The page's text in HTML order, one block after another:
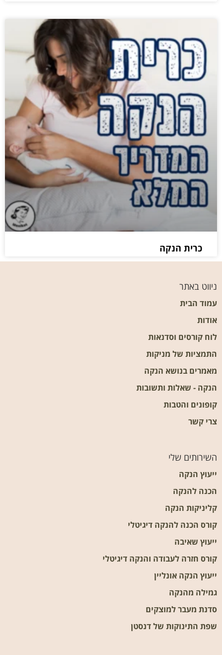
כרית הנקה
ניווט באתר
עמוד הבית
אודות
לוח קורסים וסדנאות
התמציות של מניקות
מאמרים בנושא הנקה
הנקה - שאלות ותשובות
קופונים והטבות
צרי קשר
השירותים שלי
ייעוץ הנקה
הכנה להנקה
קליניקות הנקה
קורס הכנה להנקה דיגיטלי
ייעוץ שאיבה
קורס חזרה לעבודה והנקה דיגיטלי
ייעוץ הנקה אונליין
גמילה מהנקה
סדנת מעבר למוצקים
שפת התינוקות של דנסטן